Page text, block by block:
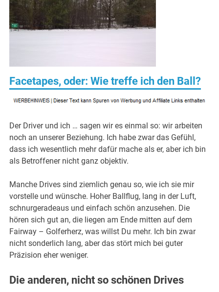
Facetapes, oder: Wie treffe ich den Ball?
Der Driver und ich … sagen wir es einmal so: wir arbeiten
noch an unserer Beziehung. Ich habe zwar das Gefühl,
dass ich wesentlich mehr dafür mache als er, aber ich bin
als Betroffener nicht ganz objektiv.
Manche Drives sind ziemlich genau so, wie ich sie mir
vorstelle und wünsche. Hoher Ballflug, lang in der Luft,
schnurgeradeaus und einfach schön anzusehen. Die
hören sich gut an, die liegen am Ende mitten auf dem
Fairway – Golferherz, was willst Du mehr. Ich bin zwar
nicht sonderlich lang, aber das stört mich bei guter
Präzision eher weniger.
Die anderen, nicht so schönen Drives